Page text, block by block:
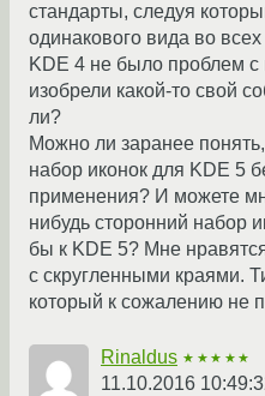
стандарты, следуя
одинакового вида во
KDE 4 не было проблем
изобрели какой-то свой
ли?
Можно ли заранее
набор иконок для KDE 5
применения? И можете
нибудь сторонний набор
бы к KDE 5? Мне
с скругленными краями.
который к сожалению не
Rinaldus ★★★★★
11.10.2016